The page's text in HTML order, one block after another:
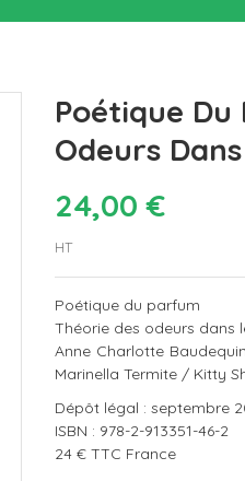
Poétique
Odeurs
24,00 €
HT
Poétique du parfum
Théorie des odeurs dans
Anne Charlotte
Marinella Termite / Kitty
Dépôt légal : septembre
ISBN : 978-2-913351-46-2
24 € TTC France